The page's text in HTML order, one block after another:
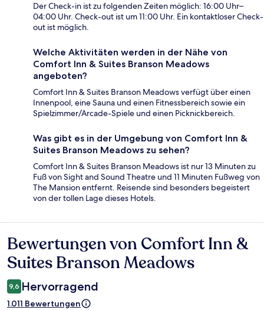
Der Check-in ist zu folgenden Zeiten möglich: 16:00 Uhr–
04:00 Uhr. Check-out ist um 11:00 Uhr. Ein kontaktloser Check-
out ist möglich.
Welche Aktivitäten werden in der Nähe von
Comfort Inn & Suites Branson Meadows
angeboten?
Comfort Inn & Suites Branson Meadows verfügt über einen
Innenpool, eine Sauna und einen Fitnessbereich sowie ein
Spielzimmer/Arcade-Spiele und einen Picknickbereich.
Was gibt es in der Umgebung von Comfort Inn &
Suites Branson Meadows zu sehen?
Comfort Inn & Suites Branson Meadows ist nur 13 Minuten zu
Fuß von Sight and Sound Theatre und 11 Minuten Fußweg von
The Mansion entfernt. Reisende sind besonders begeistert
von der tollen Lage dieses Hotels.
Bewertungen
Bewertungen von Comfort Inn &
Suites Branson Meadows
9,6 Hervorragend
1.011 Bewertungen